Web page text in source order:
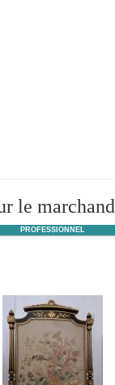
le marchand
PROFESSIONNEL